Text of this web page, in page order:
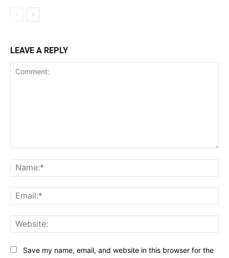
LEAVE A REPLY
Save my name, email, and website in this browser for the